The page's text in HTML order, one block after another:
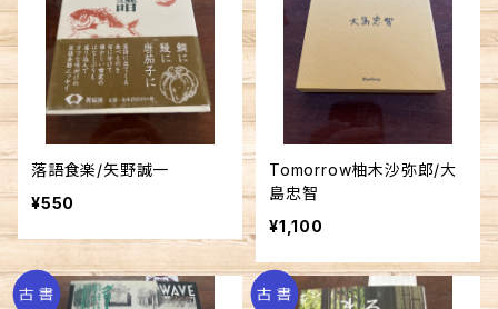
落語食楽/矢野誠一
¥550
Tomorrow柚木沙弥郎/大
島忠智
¥1,100